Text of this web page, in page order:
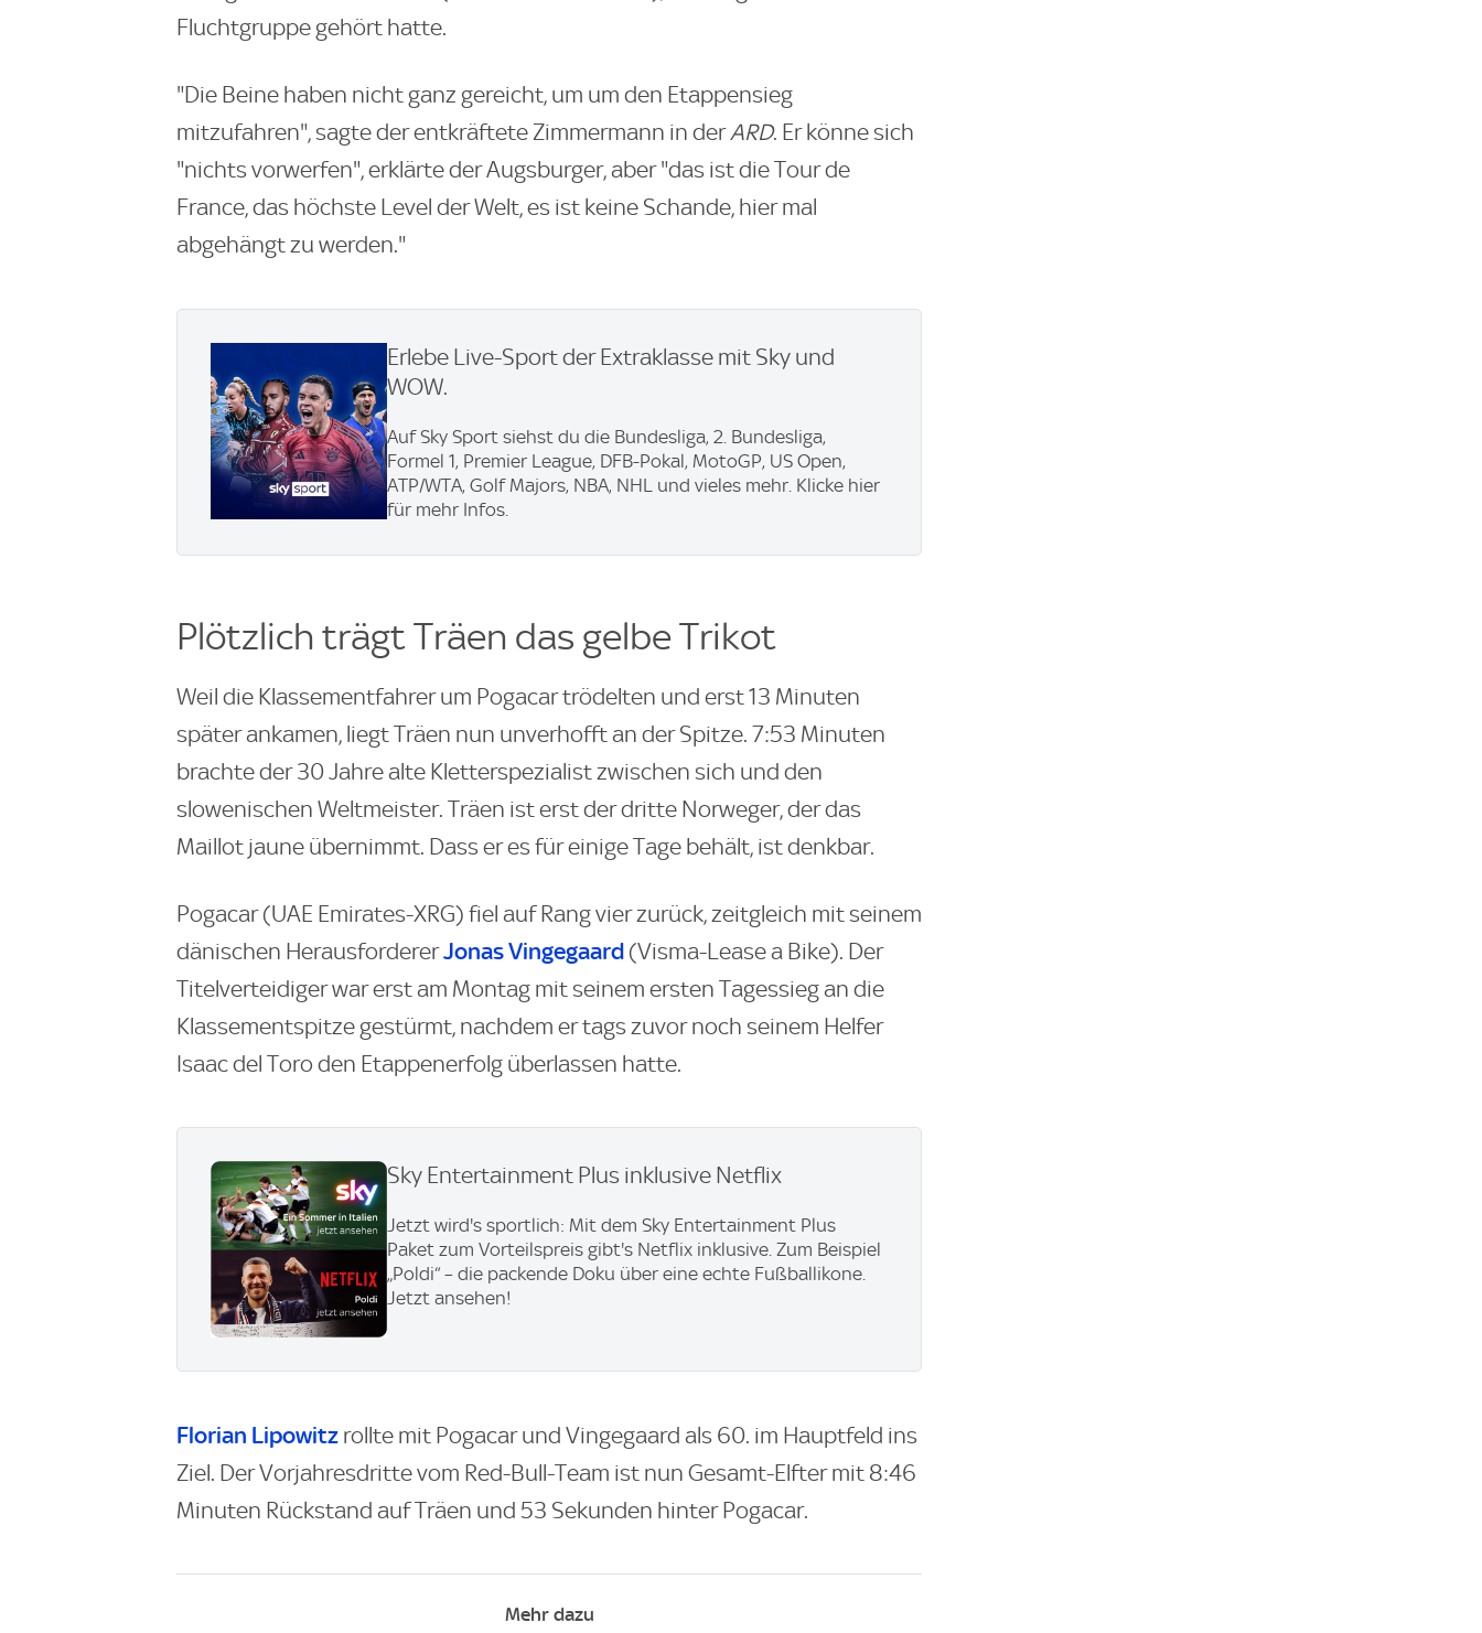
Fluchtgruppe gehört hatte.
"Die Beine haben nicht ganz gereicht, um um den Etappensieg
mitzufahren", sagte der entkräftete Zimmermann in derARD. Er könne sich
"nichts vorwerfen", erklärte der Augsburger, aber "das ist die Tour de
France, das höchste Level der Welt, es ist keine Schande, hier mal
abgehängt zu werden."
Erlebe Live-Sport der Extraklasse mit Sky und
WOW.
Auf Sky Sport siehst du die Bundesliga, 2. Bundesliga,
Formel 1, Premier League, DFB-Pokal, MotoGP, US Open,
ATP/WTA, Golf Majors, NBA, NHL und vieles mehr. Klicke hier
für mehr Infos.
Plötzlich trägt Träen das gelbe Trikot
Weil die Klassementfahrer um Pogacar trödelten und erst 13 Minuten
später ankamen, liegt Träen nun unverhofft an der Spitze. 7:53 Minuten
brachte der 30 Jahre alte Kletterspezialist zwischen sich und den
slowenischen Weltmeister. Träen ist erst der dritte Norweger, der das
Maillot jaune übernimmt. Dass er es für einige Tage behält, ist denkbar.
Pogacar (UAE Emirates-XRG) fiel auf Rang vier zurück, zeitgleich mit seinem
dänischen HerausfordererJonas Vingegaard (Visma-Lease a Bike). Der
Titelverteidiger war erst am Montag mit seinem ersten Tagessieg an die
Klassementspitze gestürmt, nachdem er tags zuvor noch seinem Helfer
Isaac del Toro den Etappenerfolg überlassen hatte.
Sky Entertainment Plus inklusive Netflix
Jetzt wird's sportlich: Mit dem Sky Entertainment Plus
Paket zum Vorteilspreis gibt's Netflix inklusive. Zum Beispiel
„Poldi“ – die packende Doku über eine echte Fußballikone.
Jetzt ansehen!
Florian Lipowitz rollte mit Pogacar und Vingegaard als 60. im Hauptfeld ins
Ziel. Der Vorjahresdritte vom Red-Bull-Team ist nun Gesamt-Elfter mit 8:46
Minuten Rückstand auf Träen und 53 Sekunden hinter Pogacar.
Mehr dazu